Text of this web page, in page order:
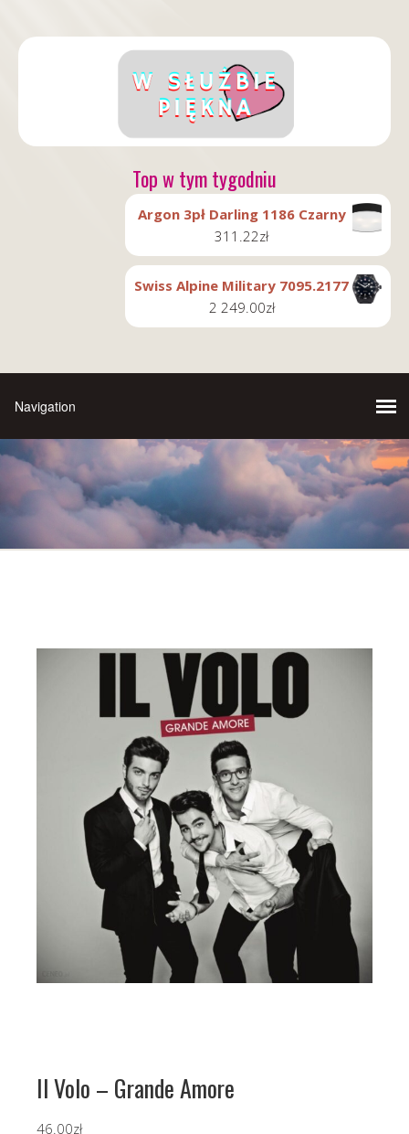
Top w tym tygodniu
Argon 3pł Darling 1186 Czarny
311.22zł
Swiss Alpine Military 7095.2177
2 249.00zł
Il Volo – Grande Amore
46.00zł